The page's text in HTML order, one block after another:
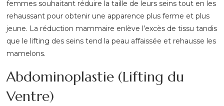
femmes souhaitant réduire la taille de leurs seins tout en les
rehaussant pour obtenir une apparence plus ferme et plus
jeune. La réduction mammaire enlève l’excès de tissu tandis
que le lifting des seins tend la peau affaissée et rehausse les
mamelons.
Abdominoplastie (Lifting du
Ventre)